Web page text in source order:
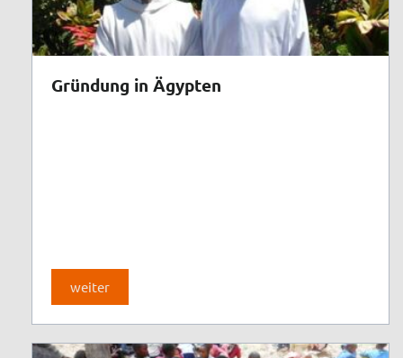
Gründung in Ägypten
weiter